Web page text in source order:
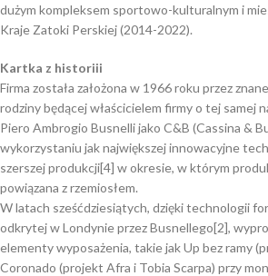
dużym kompleksem sportowo-kulturalnym i
Kraje Zatoki Perskiej (2014-2022).
Kartka z historiii
Firma została założona w 1966 roku przez
rodziny będącej właścicielem firmy o tej samej
Piero Ambrogio Busnelli jako C&B (Cassina &
wykorzystaniu jak największej innowacyjne
szerszej produkcji[4] w okresie, w którym
powiązana z rzemiosłem.
W latach sześćdziesiątych, dzięki technologii
odkrytej w Londynie przez Busnellego[2],
elementy wyposażenia, takie jak Up bez ramy
Coronado (projekt Afra i Tobia Scarpa) przy